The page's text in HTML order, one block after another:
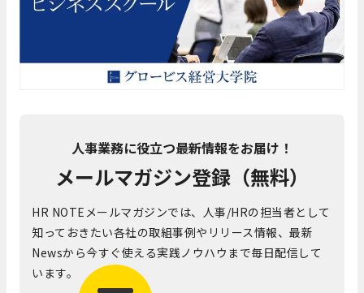
人事業務に役立つ最新情報をお届け！
メールマガジン登録（無料）
HR NOTEメールマガジンでは、人事/HRの担当者として
知っておきたい各社の取組事例やリリース情報、最新
Newsから今すぐ使える実践ノウハウまで毎日配信して
います。